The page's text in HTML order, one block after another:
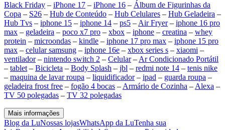
Black Friday – iPhone 17 – iPhone 16 – Álbum de Figurinhas da
Copa – S26 – Hub de Conteúdo – Hub Celulares – Hub Geladeira –
Hub Tvs – iphone 15 – iphone 14 – ps5 –Air Fryer– iphone 16 pro
max – geladeira – poco x7 pro – xbox – iphone – creatina – whey
protein – microondas – kindle – iphone 17 pro max – iphone 15 pro
max – celular samsung – iphone 16e – xbox series s – xiaomi –
ventilador– nintendo switch 2 – Celular–Ar Condicionado Portátil
– tablet– Bicicleta – Body Splash – jbl – redmi note 14 – tenis nike
– maquina de lavar roupa – liquidificador– ipad – guarda roupa –
geladeira frost free – fogão 4 bocas –Armário de Cozinha –Alexa –
TV 50 polegadas – TV 32 polegadas
Mais informações
Blog da LuNossas lojasWhatsApp da LuTenha sua